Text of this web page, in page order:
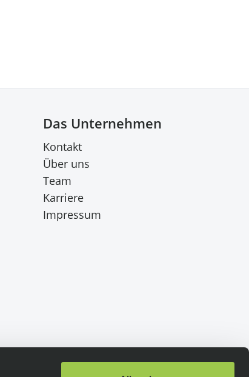
Das Unternehmen
Kontakt
Über uns
Team
Karriere
Impressum